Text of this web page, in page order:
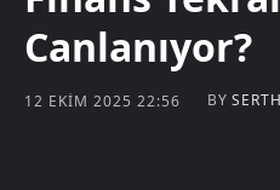
Canlanıyor?
12 EKIM 2025 22:56 BY